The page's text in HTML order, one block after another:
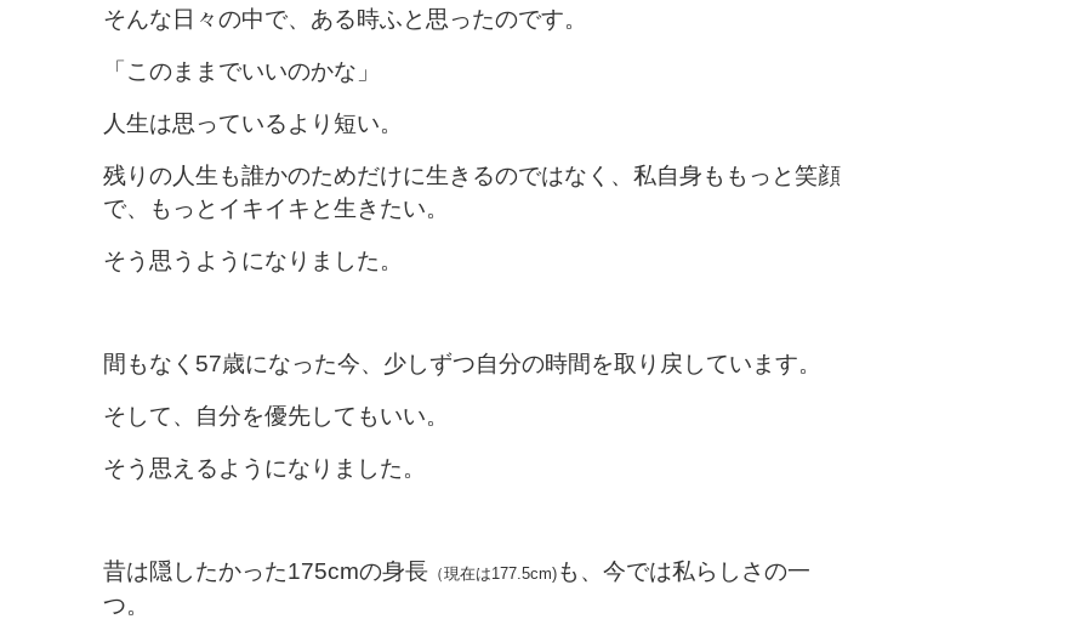
そんな日々の中で、ある時ふと思ったのです。
「このままでいいのかな」
人生は思っているより短い。
残りの人生も誰かのためだけに生きるのではなく、私自身ももっと笑顔
で、もっとイキイキと生きたい。
そう思うようになりました。
間もなく57歳になった今、少しずつ自分の時間を取り戻しています。
そして、自分を優先してもいい。
そう思えるようになりました。
昔は隠したかった175cmの身長 （現在は177.5cm) も、今では私らしさの一
つ。